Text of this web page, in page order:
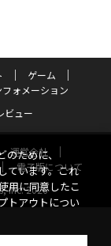
ゲーム
フォメーション
ビュー
運営会社
電子版について
Inc. 2026
ために、
ています。これ
用に同意したこ
トアウトについ